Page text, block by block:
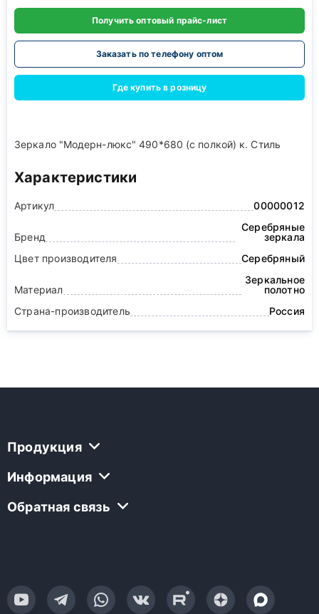
Получить оптовый прайс-лист
Заказать по телефону оптом
Где купить в розницу
Зеркало "Модерн-люкс" 490*680 (с полкой) к. Стиль
Характеристики
Артикул 00000012
Бренд
Серебряные
зеркала
Цвет производителя
Серебряный
Материал
Зеркальное
полотно
Страна-производитель
Россия
Продукция
Информация
Обратная связь